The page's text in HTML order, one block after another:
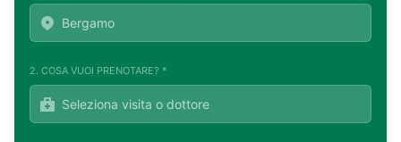
2. COSA VUOI PRENOTARE? *